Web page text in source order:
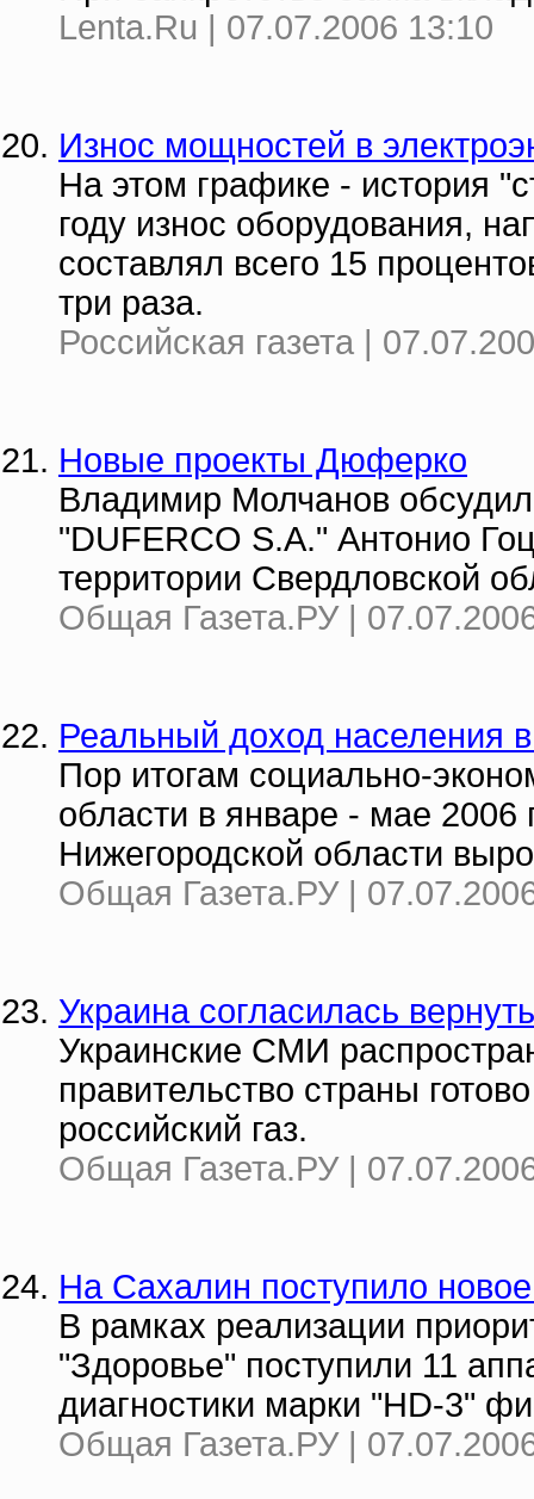
Lenta.Ru | 07.07.2006 13:10
Износ мощностей в
На этом графике - история
году износ оборудования,
составлял всего 15
три раза.
Российская газета |
Новые проекты Дюферко
Владимир Молчанов
"DUFERCO S.A." Антонио
территории Свердловской
Общая Газета.РУ |
Реальный доход населения
Пор итогам социально-
области в январе - мае
Нижегородской области
Общая Газета.РУ |
Украина согласилась
Украинские СМИ
правительство страны
российский газ.
Общая Газета.РУ |
На Сахалин поступило
В рамках реализации
"Здоровье" поступили 11
диагностики марки "HD-3"
Общая Газета.РУ |